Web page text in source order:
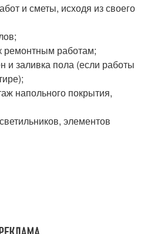
и сметы, исходя из своего
ремонтным работам;
и заливка пола (если работы
напольного покрытия,
элементов